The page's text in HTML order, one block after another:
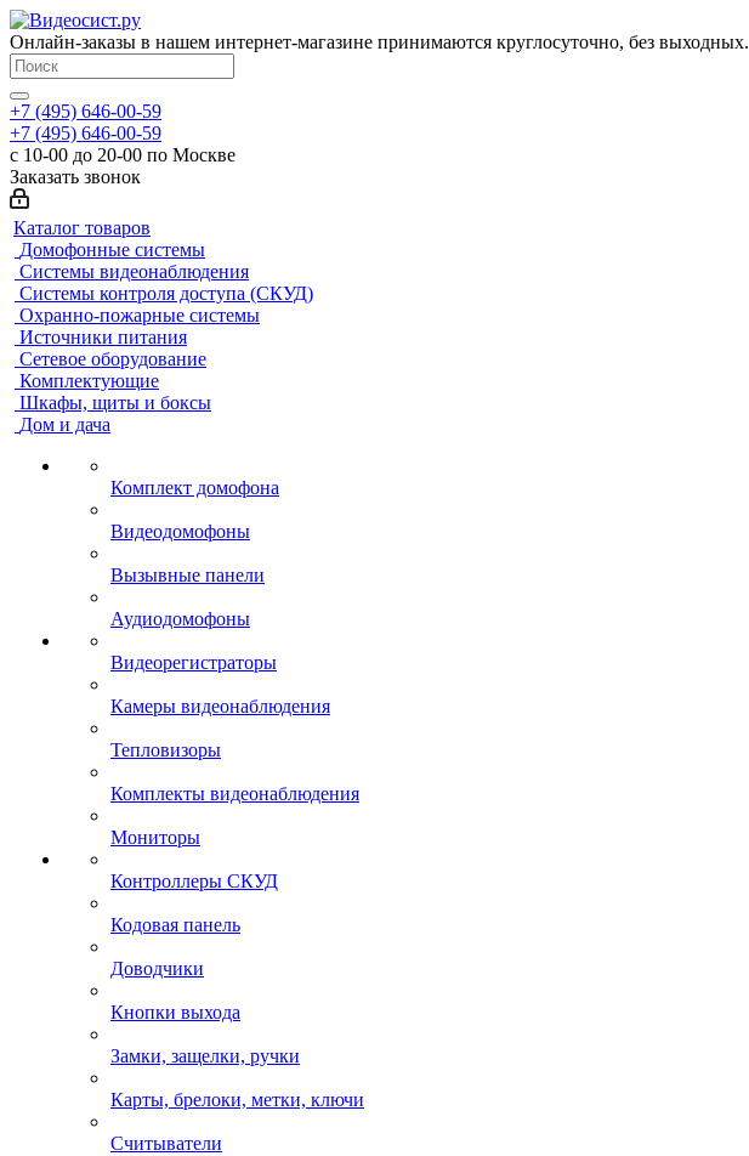
Онлайн-заказы в нашем интернет-магазине принимаются круглосуточно, без выходных.
+7 (495) 646-00-59
+7 (495) 646-00-59
с 10-00 до 20-00 по Москве
Заказать звонок
Каталог товаров
Домофонные системы
Системы видеонаблюдения
Системы контроля доступа (СКУД)
Охранно-пожарные системы
Источники питания
Сетевое оборудование
Комплектующие
Шкафы, щиты и боксы
Дом и дача
Комплект домофона
Видеодомофоны
Вызывные панели
Аудиодомофоны
Видеорегистраторы
Камеры видеонаблюдения
Тепловизоры
Комплекты видеонаблюдения
Мониторы
Контроллеры СКУД
Кодовая панель
Доводчики
Кнопки выхода
Замки, защелки, ручки
Карты, брелоки, метки, ключи
Считыватели